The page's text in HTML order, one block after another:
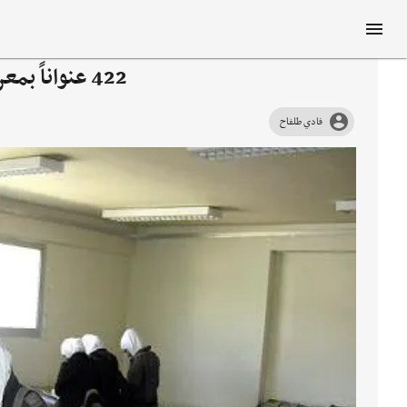
422 عنواناً بمعرض الكتاب في ثقافة "القنيطرة"
فادي طلفاح